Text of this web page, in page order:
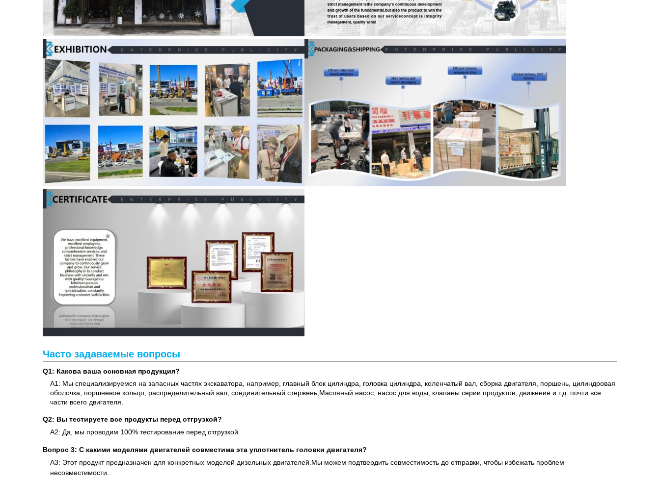
Часто задаваемые вопросы
Q1: Какова ваша основная продукция?
A1: Мы специализируемся на запасных частях экскаватора, например, главный блок цилиндра, головка цилиндра, коленчатый вал, сборка двигателя, поршень, цилиндровая
оболочка, поршневое кольцо, распределительный вал, соединительный стержень,Масляный насос, насос для воды, клапаны серии продуктов, движение и т.д. почти все
части всего двигателя.
Q2: Вы тестируете все продукты перед отгрузкой?
A2: Да, мы проводим 100% тестирование перед отгрузкой.
Вопрос 3: С какими моделями двигателей совместима эта уплотнитель головки двигателя?
A3: Этот продукт предназначен для конкретных моделей дизельных двигателей.Мы можем подтвердить совместимость до отправки, чтобы избежать проблем
несовместимости..